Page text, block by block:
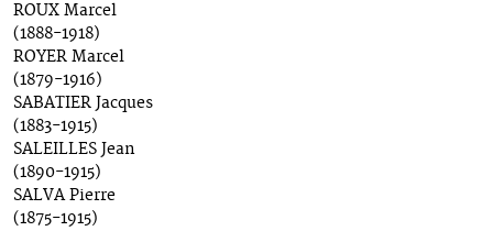
ROUX Marcel
(1888-1918)
ROYER Marcel
(1879-1916)
SABATIER Jacques
(1883-1915)
SALEILLES Jean
(1890-1915)
SALVA Pierre
(1875-1915)